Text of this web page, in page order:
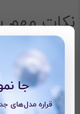
نکات مهم
قبل از خرید شومیز
انتخاب رنگ
: با توجه
خود را انتخاب کنید.
جا
قراره مدل‌های